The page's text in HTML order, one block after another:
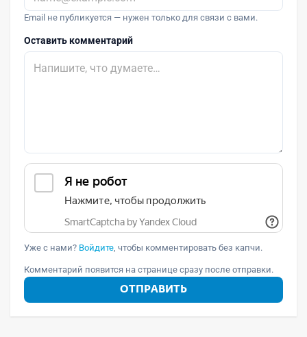
Email не публикуется — нужен только для связи с вами.
Оставить комментарий
Уже с нами? Войдите , чтобы комментировать без капчи.
Комментарий появится на странице сразу после отправки.
ОТПРАВИТЬ